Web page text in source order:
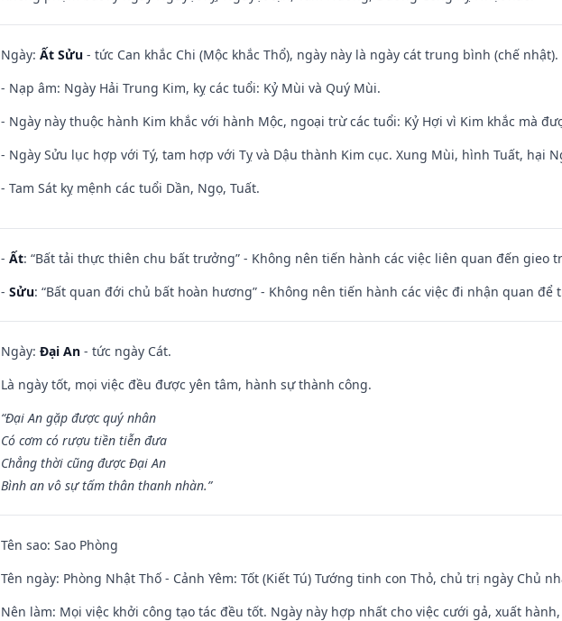
Ngày: Ất Sửu - tức Can khắc Chi (Mộc khắc Thổ), ngày này là ngày cát trung bình (chế nhật).
- Nạp âm: Ngày Hải Trung Kim, kỵ các tuổi: Kỷ Mùi và Quý Mùi.
- Ngày này thuộc hành Kim khắc với hành Mộc, ngoại trừ các tuổi: Kỷ Hợi vì Kim khắc mà
- Ngày Sửu lục hợp với Tý, tam hợp với Tỵ và Dậu thành Kim cục. Xung Mùi, hình Tuất, hại
- Tam Sát kỵ mệnh các tuổi Dần, Ngọ, Tuất.
- Ất: “Bất tải thực thiên chu bất trưởng” - Không nên tiến hành các việc liên quan đến gieo
- Sửu: “Bất quan đới chủ bất hoàn hương” - Không nên tiến hành các việc đi nhận quan
Ngày: Đại An - tức ngày Cát.
Là ngày tốt, mọi việc đều được yên tâm, hành sự thành công.
“Đại An gặp được quý nhân
Có cơm có rượu tiền tiễn đưa
Chẳng thời cũng được Đại An
Bình an vô sự tấm thân thanh nhàn.”
Tên sao: Sao Phòng
Tên ngày: Phòng Nhật Thố - Cảnh Yêm: Tốt (Kiết Tú) Tướng tinh con Thỏ, chủ trị ngày Chủ
Nên làm: Mọi việc khởi công tạo tác đều tốt. Ngày này hợp nhất cho việc cưới gả, xuất